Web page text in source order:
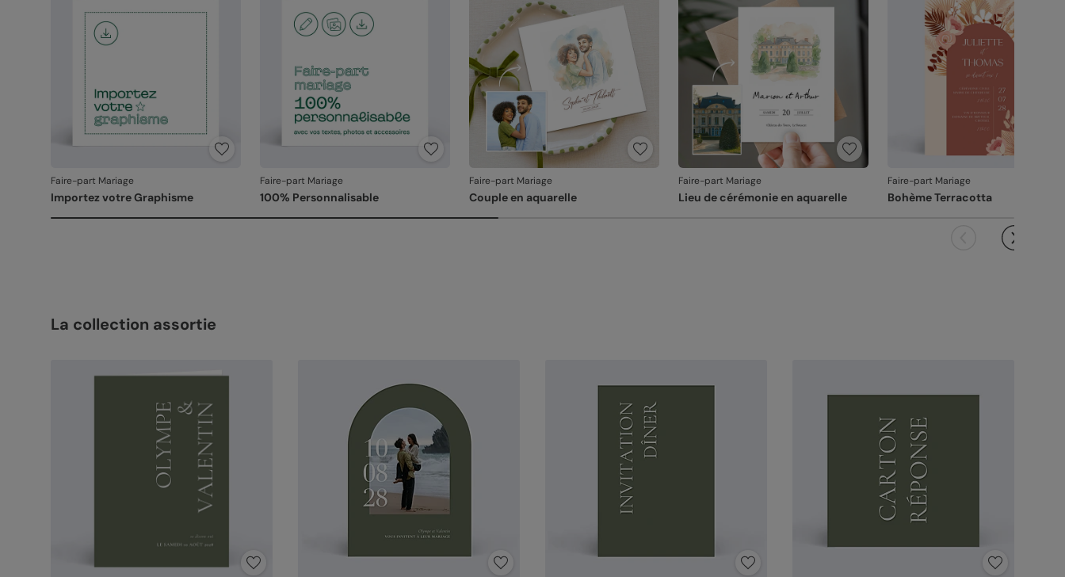
produit ne pourra pas être repris.
Faire-part Mariage
Importez votre Graphisme
Faire-part Mariage
100% Personnalisable
Faire-part Mariage
Couple en aquarelle
Faire-part Mariage
Lieu de cérémonie en aquarelle
Faire-part Mariage
Bohème Terracotta
La collection assortie